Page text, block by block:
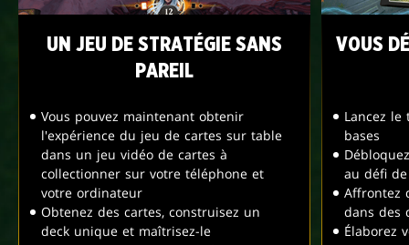
UN JEU DE STRATÉGIE SANS
PAREIL
Vous pouvez maintenant obtenir
l'expérience du jeu de cartes sur table
dans un jeu vidéo de cartes à
collectionner sur votre téléphone et
votre ordinateur
Obtenez des cartes, construisez un
deck unique et maîtrisez-le
VOUS
Lancez
bases
au défi
Affrontez
dans des
Élaborez